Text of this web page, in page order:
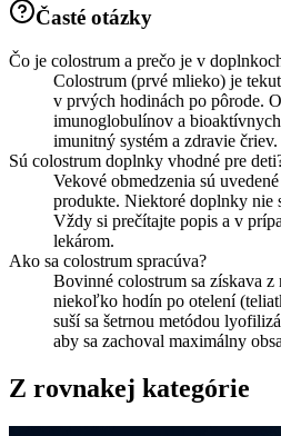
Časté otázky
Čo je colostrum a prečo je v
Colostrum (prvé mlieko) je
v prvých hodinách po pôrode.
imunoglobulínov a
imunitný systém a zdravie čriev.
Sú colostrum doplnky vhodné pre
Vekové obmedzenia sú
produkte. Niektoré doplnky nie
Vždy si prečítajte popis a v
lekárom.
Ako sa colostrum spracúva?
Bovinné colostrum sa získava
niekoľko hodín po otelení
suší sa šetrnou metódou
aby sa zachoval maximálny
Z rovnakej kategórie